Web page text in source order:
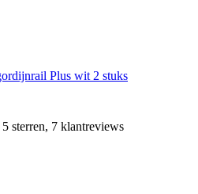
Plus wit 2 stuks
sterren, 7 klantreviews